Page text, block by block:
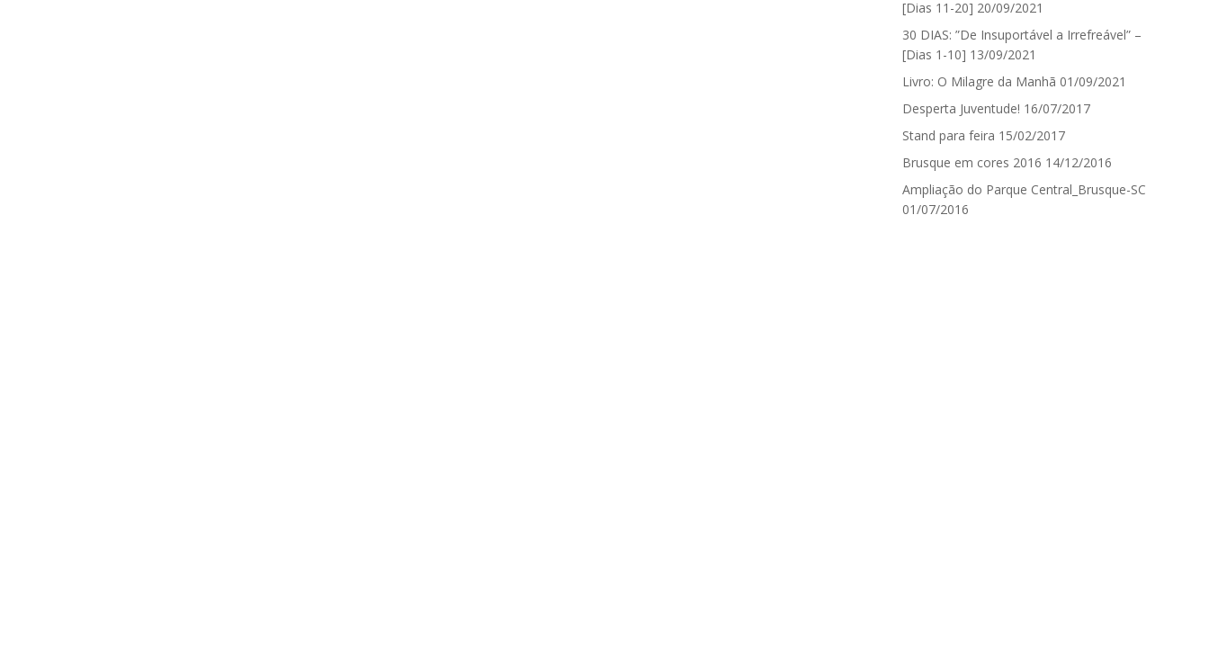
[Dias 11-20] 20/09/2021
30 DIAS: ”De Insuportável a Irrefreável” –
[Dias 1-10] 13/09/2021
Livro: O Milagre da Manhã 01/09/2021
Desperta Juventude! 16/07/2017
Stand para feira 15/02/2017
Brusque em cores 2016 14/12/2016
Ampliação do Parque Central_Brusque-SC
01/07/2016